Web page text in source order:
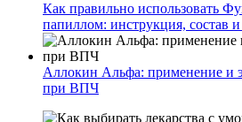
Как правильно использовать
папиллом: инструкция, состав и
Аллокин Альфа: применение и
при ВПЧ